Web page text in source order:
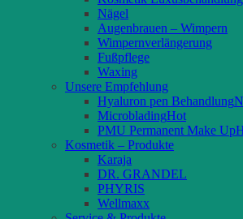
Nägel
Augenbrauen – Wimpern
Wimpernverlängerung
Fußpflege
Waxing
Unsere Empfehlung
Hyaluron pen Behandlung
Microblading
PMU Permanent Make Up
Kosmetik – Produkte
Karaja
DR. GRANDEL
PHYRIS
Wellmaxx